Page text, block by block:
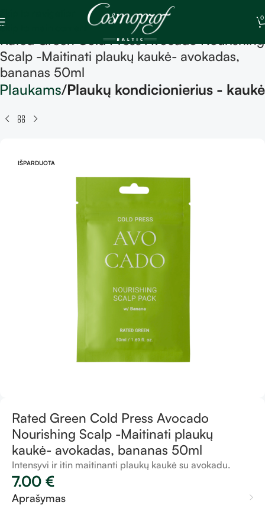
Skip to main content
0
Rated Green Cold Press Avocado Nourishing
Scalp -Maitinati plaukų kaukė- avokadas,
bananas 50ml
Plaukams Plaukų kondicionierius - kaukė
IŠPARDUOTA
Rated Green Cold Press Avocado
Nourishing Scalp -Maitinati plaukų
kaukė- avokadas, bananas 50ml
Intensyvi ir itin maitinanti plaukų kaukė su avokadu.
7.00 €
Aprašymas